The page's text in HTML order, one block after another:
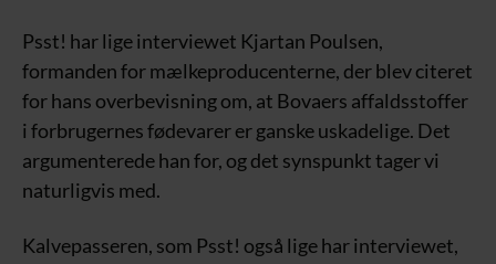
Psst! har lige interviewet Kjartan Poulsen,
formanden for mælkeproducenterne, der blev citeret
for hans overbevisning om, at Bovaers affaldsstoffer
i forbrugernes fødevarer er ganske uskadelige. Det
argumenterede han for, og det synspunkt tager vi
naturligvis med.
Kalvepasseren, som Psst! også lige har interviewet,